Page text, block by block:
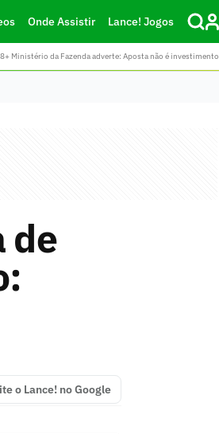
Onde Assistir Lance! Jogos
Ministério da Fazenda adverte: Aposta não é investimento
de
o Lance! no Google